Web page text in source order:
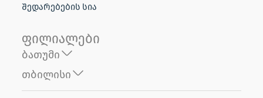
შედარებების სია
ფილიალები
ბათუმი
თბილისი